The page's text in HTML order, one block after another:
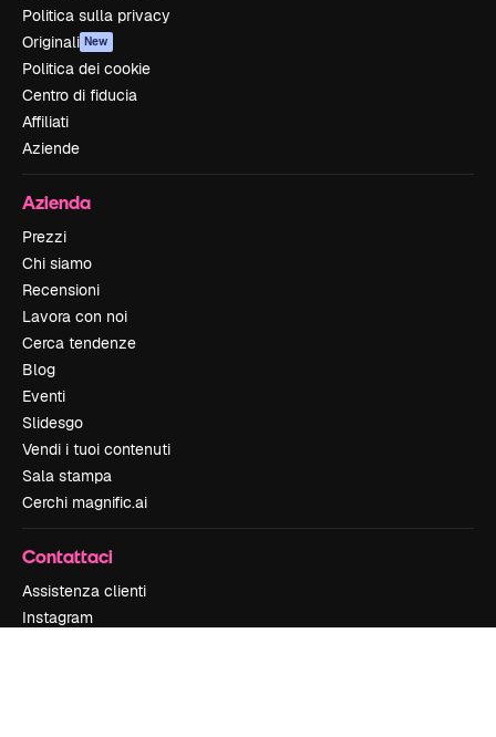
Politica sulla privacy
Originali New
Politica dei cookie
Centro di fiducia
Affiliati
Aziende
Azienda
Prezzi
Chi siamo
Recensioni
Lavora con noi
Cerca tendenze
Blog
Eventi
Slidesgo
Vendi i tuoi contenuti
Sala stampa
Cerchi magnific.ai
Contattaci
Assistenza clienti
Instagram